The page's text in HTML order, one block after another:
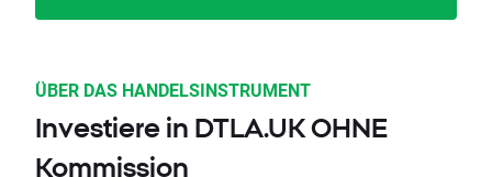
ÜBER DAS HANDELSINSTRUMENT
Investiere in DTLA.UK OHNE
Kommission